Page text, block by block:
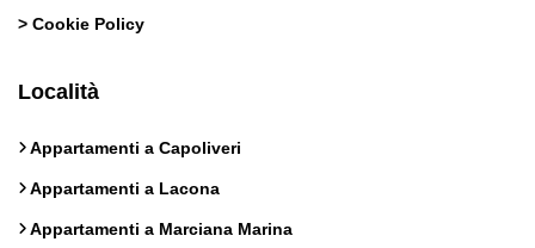
> Cookie Policy
Località
Appartamenti a Capoliveri
Appartamenti a Lacona
Appartamenti a Marciana Marina